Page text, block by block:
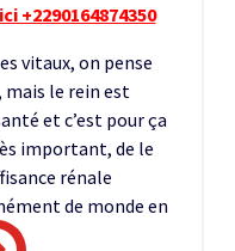
+2290164874350
vitaux, on pense
mais le rein est
et c’est pour ça
important, de le
rénale
de monde en